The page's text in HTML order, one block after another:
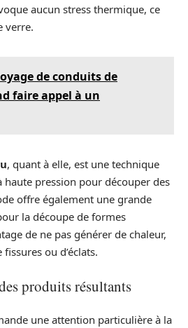
aucun stress thermique, ce
verre.
de conduits de
faire appel à un
, quant à elle, est une technique
haute pression pour découper des
offre également une grande
la découpe de formes
de ne pas générer de chaleur,
ou d’éclats.
produits résultants
une attention particulière à la